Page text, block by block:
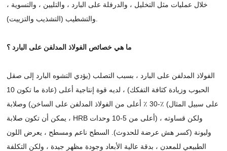
خلال عمليات مثل التخليل ، والدرفلة على البارد ، والتليين ، والتسوية ،
ما هي خصائص الفولاذ المدلفن على البارد ؟
الفولاذ المدلفن على البارد ، بسبب التصلب (يؤدي التشوه البارد إلى صقل
الحبوب وزيادة كثافة التفكك) ، لديه قوة إنتاجية أعلى (عادة ما تكون 10
٪-30 ٪ أعلى من الفولاذ المدلفن على الساخن) وصلابة (على سبيل المثال
، يمكن أن تكون صلابة HRB أعلى من 5-10 وحدات) ، ولكن قساوته
وليونة (كسر هش عرضة للحدوث). السطح ناعم ومسطح ، يعرض اللون
الطبيعي للمعدن ، بدقة عالية الأبعاد وجودة مظهر جيدة ، ولكن التكلفة